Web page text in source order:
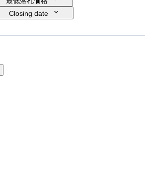
Closing date
スタイル